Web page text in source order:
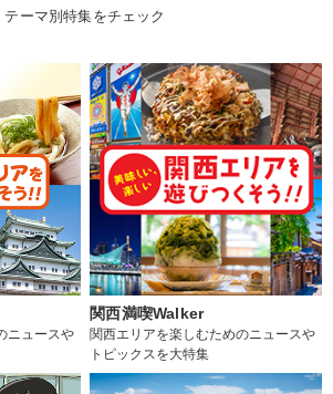
テーマ別特集をチェック
ニュースや
関西満喫Walker
関西エリアを楽しむためのニュースや
トピックスを大特集